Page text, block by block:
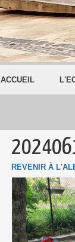
ACCUEIL
REVENIR À